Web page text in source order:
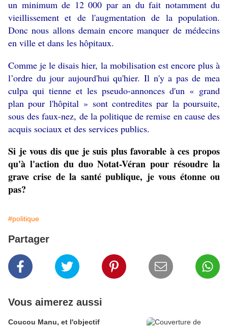
un minimum de 12 000 par an du fait notamment du
vieillissement et de l'augmentation de la population.
Donc nous allons demain encore manquer de médecins
en ville et dans les hôpitaux.
Comme je le disais hier, la mobilisation est encore plus à
l’ordre du jour aujourd'hui qu'hier. Il n'y a pas de mea
culpa qui tienne et les pseudo-annonces d'un « grand
plan pour l'hôpital » sont contredites par la poursuite,
sous des faux-nez, de la politique de remise en cause des
acquis sociaux et des services publics.
Si je vous dis que je suis plus favorable à ces propos
qu'à l'action du duo Notat-Véran pour résoudre la
grave crise de la santé publique, je vous étonne ou
pas?
#politique
Partager
Vous aimerez aussi
Coucou Manu, et l'objectif